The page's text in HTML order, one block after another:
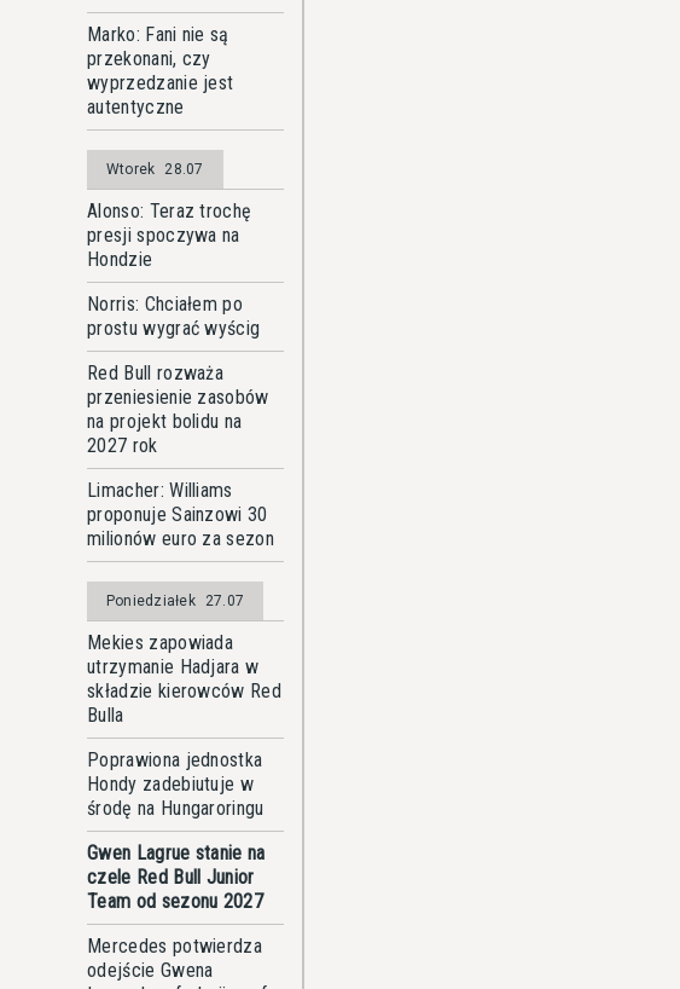
Marko: Fani nie są
przekonani, czy
wyprzedzanie jest
autentyczne
Wtorek 28.07
Alonso: Teraz trochę
presji spoczywa na
Hondzie
Norris: Chciałem po
prostu wygrać wyścig
Red Bull rozważa
przeniesienie zasobów
na projekt bolidu na
2027 rok
Limacher: Williams
proponuje Sainzowi 30
milionów euro za sezon
Poniedziałek 27.07
Mekies zapowiada
utrzymanie Hadjara w
składzie kierowców Red
Bulla
Poprawiona jednostka
Hondy zadebiutuje w
środę na Hungaroringu
Gwen Lagrue stanie na
czele Red Bull Junior
Team od sezonu 2027
Mercedes potwierdza
odejście Gwena